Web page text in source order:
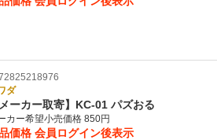
ダ
メーカー取寄】KC-01 パズおる
カー希望小売価格 850円
価格 会員ログイン後表示